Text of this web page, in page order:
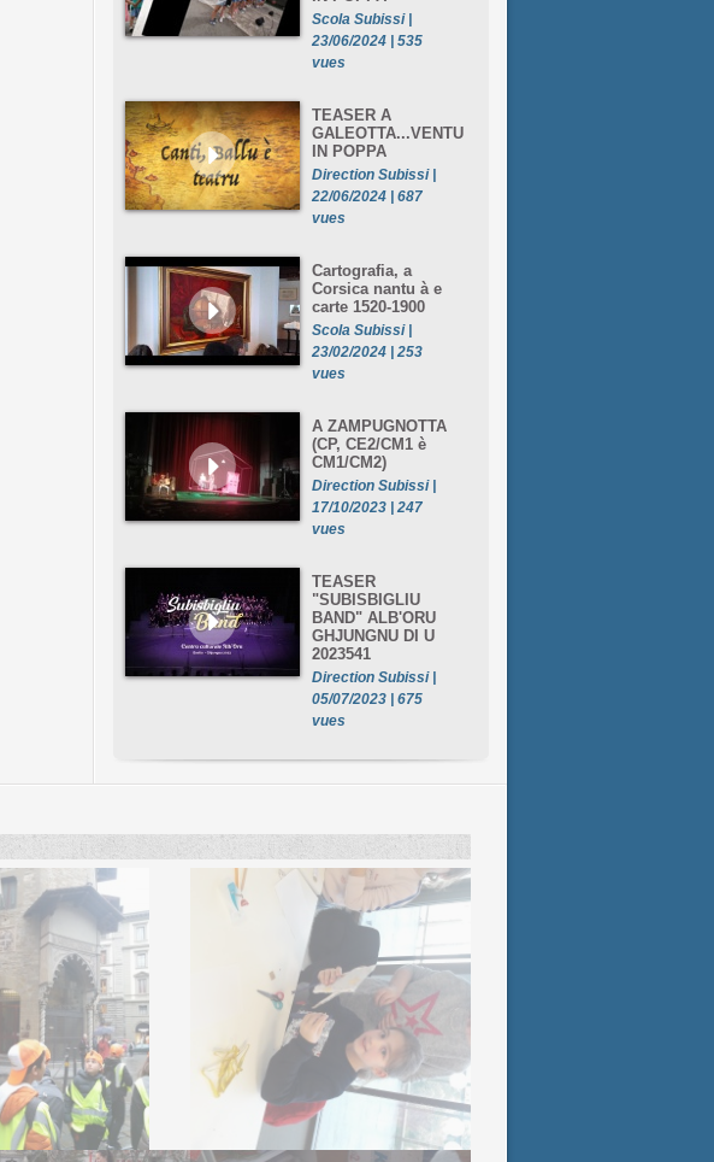
Scola Subissi |
23/06/2024 | 535
vues
TEASER A
GALEOTTA...VENTU
IN POPPA
Direction Subissi |
22/06/2024 | 687
vues
Cartografia, a
Corsica nantu à e
carte 1520-1900
Scola Subissi |
23/02/2024 | 253
vues
A ZAMPUGNOTTA
(CP, CE2/CM1 è
CM1/CM2)
Direction Subissi |
17/10/2023 | 247
vues
TEASER
"SUBISBIGLIU
BAND" ALB'ORU
GHJUNGNU DI U
2023541
Direction Subissi |
05/07/2023 | 675
vues